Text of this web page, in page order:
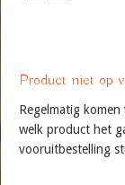
Product niet op
Regelmatig
welk product het
vooruitbestelling